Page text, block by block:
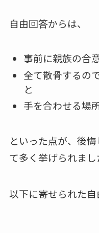
自由回答からは、
事前に親族の合
全て散骨するの
と
手を合わせる場
といった点が、後
て多く挙げられまし
以下に寄せられた自